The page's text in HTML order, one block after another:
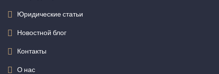
Юридические статьи
Новостной блог
Контакты
О нас